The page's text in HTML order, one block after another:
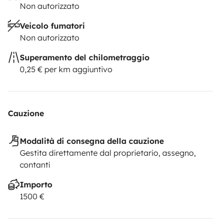
Non autorizzato
Veicolo fumatori
Non autorizzato
Superamento del chilometraggio
0,25 € per km aggiuntivo
Cauzione
Modalità di consegna della cauzione
Gestita direttamente dal proprietario, assegno,
contanti
Importo
1500 €